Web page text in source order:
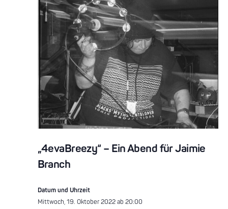
„4evaBreezy“ – Ein Abend für Jaimie
Branch
Datum und Uhrzeit
Mittwoch, 19. Oktober 2022 ab 20:00